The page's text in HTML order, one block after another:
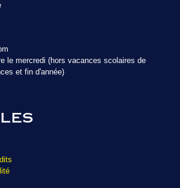
le mercredi (hors vacances scolaires de
et fin d'année)